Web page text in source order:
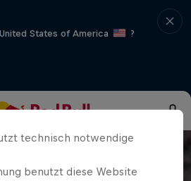
States of America
?
technisch notwendige
benutzt diese Website